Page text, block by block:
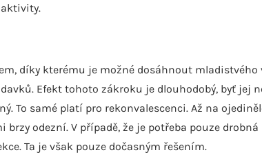
díky kterému je možné dosáhnout
Efekt tohoto zákroku je dlouhodobý, byť jej
To samé platí pro rekonvalescenci. Až na
brzy odezní. V případě, že je potřeba pouze
Ta je však pouze dočasným řešením.